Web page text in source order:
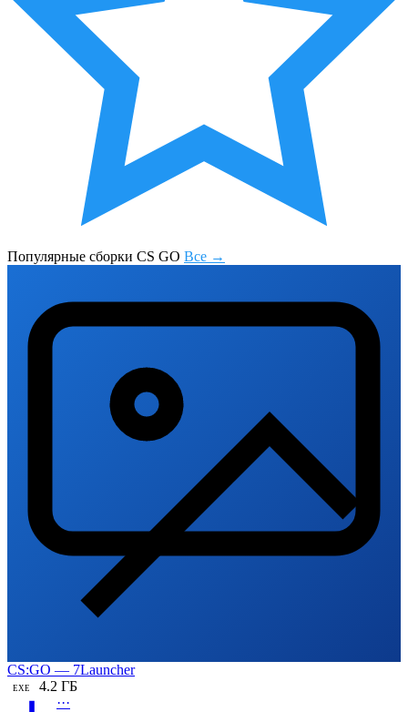
Популярные сборки CS GO Все →
CS:GO — 7Launcher
EXE 4.2 ГБ
···